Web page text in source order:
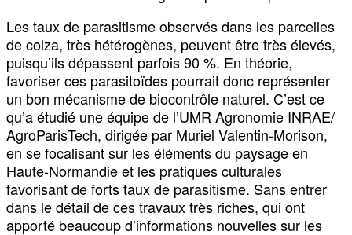
Les taux de parasitisme observés dans les parcelles
de colza, très hétérogènes, peuvent être très élevés,
puisqu’ils dépassent parfois 90 %. En théorie,
favoriser ces parasitoïdes pourrait donc représenter
un bon mécanisme de biocontrôle naturel. C’est ce
qu’a étudié une équipe de l’UMR Agronomie INRAE/
AgroParisTech, dirigée par Muriel Valentin-Morison,
en se focalisant sur les éléments du paysage en
Haute-Normandie et les pratiques culturales
favorisant de forts taux de parasitisme. Sans entrer
dans le détail de ces travaux très riches, qui ont
apporté beaucoup d’informations nouvelles sur les